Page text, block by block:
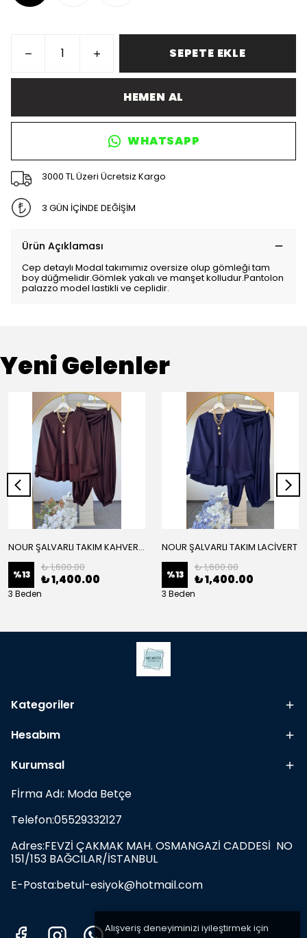
Alışveriş deneyiminizi iyileştirmek için
SEPETE EKLE
HEMEN AL
WHATSAPP
3000 TL Üzeri Ücretsiz Kargo
3 GÜN İÇİNDE DEĞİŞİM
Ürün Açıklaması
Cep detaylı Modal takımımız oversize olup gömleği tam
boy düğmelidir.Gömlek yakalı ve manşet kolludur.Pantolon
palazzo model lastikli ve ceplidir.
Yeni Gelenler
NOUR ŞALVARLI TAKIM KAHVERENGİ
%13
₺ 1,600.00
₺ 1,400.00
3 Beden
NOUR ŞALVARLI TAKIM LACİVERT
%13
₺ 1,600.00
₺ 1,400.00
3 Beden
Kategoriler
Hesabım
Kurumsal
Fİrma Adı: Moda Betçe
Telefon:05529332127
Adres:FEVZİ ÇAKMAK MAH. OSMANGAZİ CADDESİ NO
151/153 BAĞCILAR/İSTANBUL
E-Posta:betul-esiyok@hotmail.com